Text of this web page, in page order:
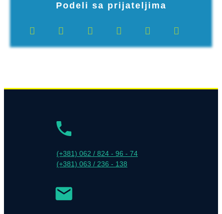
Podeli sa prijateljima
(+381) 062 / 824 - 96 - 74
(+381) 063 / 236 - 138